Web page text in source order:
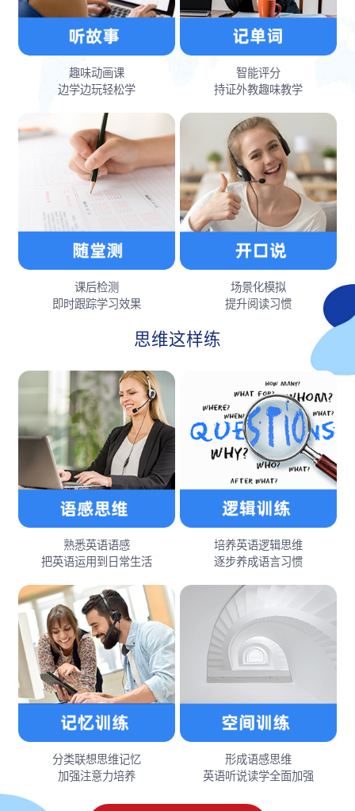
趣味动画课
边学边玩轻松学
智能评分
持证外教趣味教学
课后检测
即时跟踪学习效果
场景化模拟
提升阅读习惯
思维这样练
熟悉英语语感
把英语运用到日常生活
培养英语逻辑思维
逐步养成语言习惯
分类联想思维记忆
加强注意力培养
形成语感思维
英语听说读学全面加强